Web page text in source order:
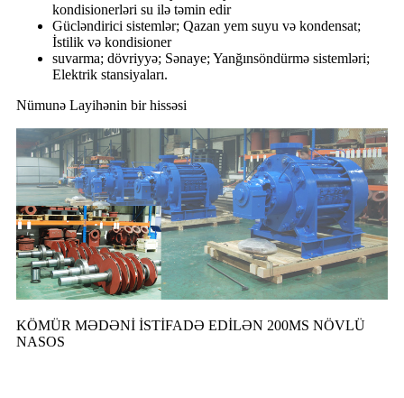
kondisionerləri su ilə təmin edir
Gücləndirici sistemlər; Qazan yem suyu və kondensat;
İstilik və kondisioner
suvarma; dövriyyə; Sənaye; Yanğınsöndürmə sistemləri;
Elektrik stansiyaları.
Nümunə Layihənin bir hissəsi
KÖMÜR MƏDƏNİ İSTİFADƏ EDİLƏN 200MS NÖVLÜ
NASOS